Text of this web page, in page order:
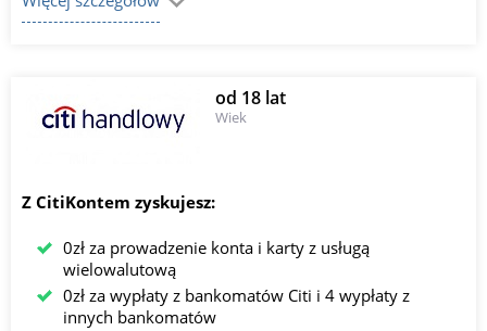
od 18 lat
Wiek
Z CitiKontem zyskujesz:
0zł za prowadzenie konta i karty z usługą
wielowalutową
0zł za wypłaty z bankomatów Citi i 4 wypłaty z
innych bankomatów